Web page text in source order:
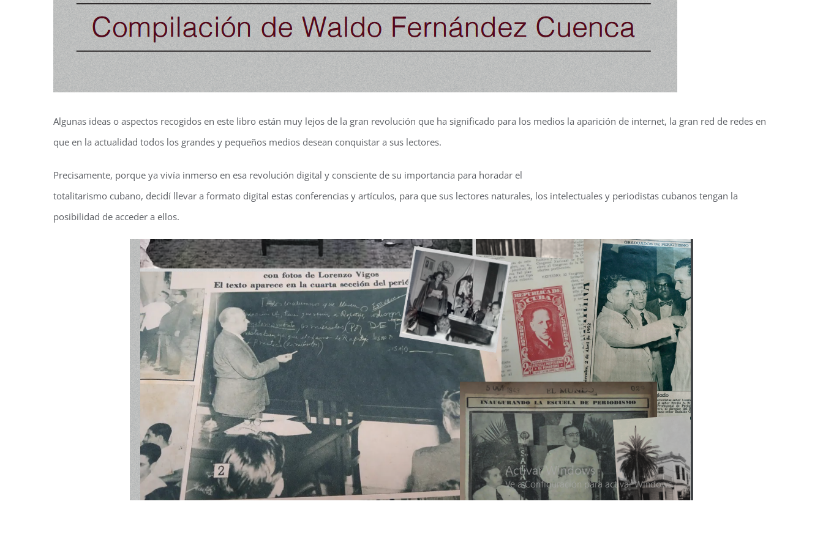
Algunas ideas o aspectos recogidos en este libro están muy lejos de la gran revolución que ha significado para los medios la aparición de internet, la gran red de redes en
que en la actualidad todos los grandes y pequeños medios desean conquistar a sus lectores.
Precisamente, porque ya vivía inmerso en esa revolución digital y consciente de su importancia para horadar el
totalitarismo cubano, decidí llevar a formato digital estas conferencias y artículos, para que sus lectores naturales, los intelectuales y periodistas cubanos tengan la
posibilidad de acceder a ellos.